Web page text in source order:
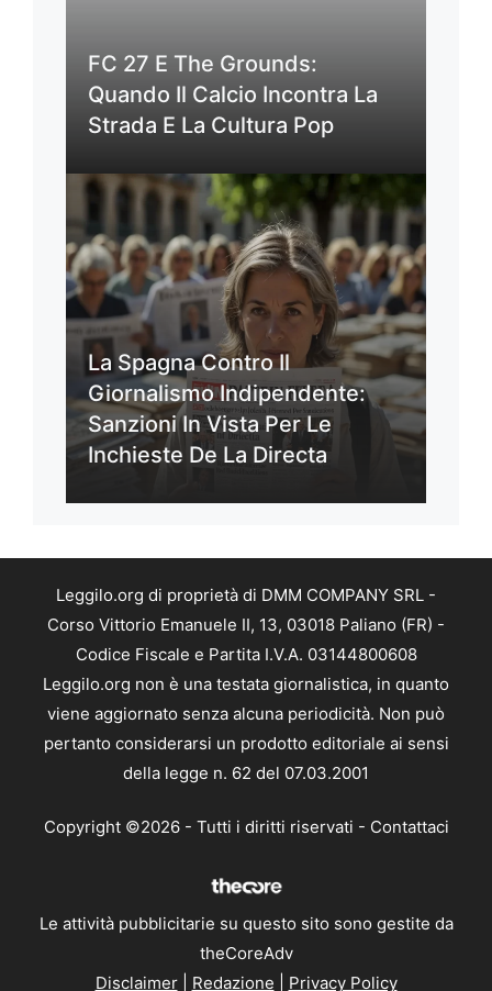
FC 27 E The Grounds:
Quando Il Calcio Incontra La
Strada E La Cultura Pop
La Spagna Contro Il
Giornalismo Indipendente:
Sanzioni In Vista Per Le
Inchieste De La Directa
Leggilo.org di proprietà di DMM COMPANY SRL -
Corso Vittorio Emanuele II, 13, 03018 Paliano (FR) -
Codice Fiscale e Partita I.V.A. 03144800608
Leggilo.org non è una testata giornalistica, in quanto
viene aggiornato senza alcuna periodicità. Non può
pertanto considerarsi un prodotto editoriale ai sensi
della legge n. 62 del 07.03.2001
Copyright ©2026 - Tutti i diritti riservati - Contattaci
Le attività pubblicitarie su questo sito sono gestite da
theCoreAdv
Disclaimer| Redazione Privacy Policy